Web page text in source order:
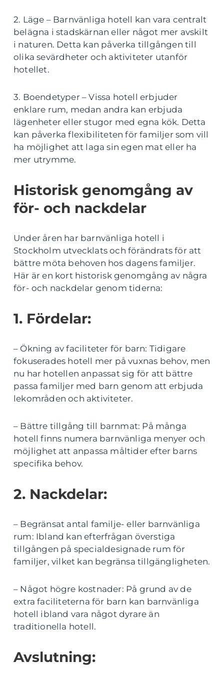
2. Läge – Barnvänliga hotell kan vara centralt
belägna i stadskärnan eller något mer avskilt
i naturen. Detta kan påverka tillgången till
olika sevärdheter och aktiviteter utanför
hotellet.
3. Boendetyper – Vissa hotell erbjuder
enklare rum, medan andra kan erbjuda
lägenheter eller stugor med egna kök. Detta
kan påverka flexibiliteten för familjer som vill
ha möjlighet att laga sin egen mat eller ha
mer utrymme.
Historisk genomgång av
för- och nackdelar
Under åren har barnvänliga hotell i
Stockholm utvecklats och förändrats för att
bättre möta behoven hos dagens familjer.
Här är en kort historisk genomgång av några
för- och nackdelar genom tiderna:
1. Fördelar:
– Ökning av faciliteter för barn: Tidigare
fokuserades hotell mer på vuxnas behov, men
nu har hotellen anpassat sig för att bättre
passa familjer med barn genom att erbjuda
lekområden och aktiviteter.
– Bättre tillgång till barnmat: På många
hotell finns numera barnvänliga menyer och
möjlighet att anpassa måltider efter barns
specifika behov.
2. Nackdelar:
– Begränsat antal familje- eller barnvänliga
rum: Ibland kan efterfrågan överstiga
tillgången på specialdesignade rum för
familjer, vilket kan begränsa tillgängligheten.
– Något högre kostnader: På grund av de
extra faciliteterna för barn kan barnvänliga
hotell ibland vara något dyrare än
traditionella hotell.
Avslutning: